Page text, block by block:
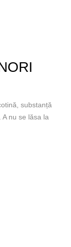
substanță
nu se lăsa la